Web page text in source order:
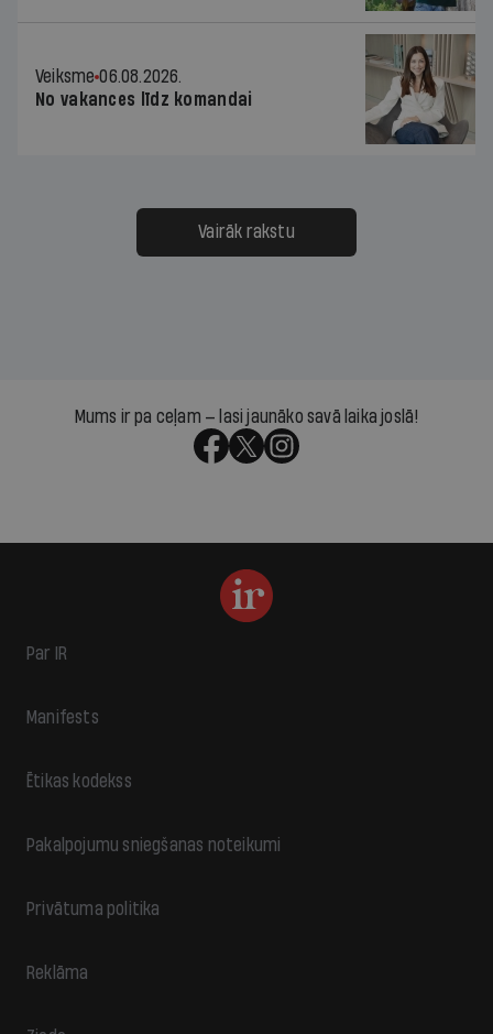
Veiksme 06.08.2026.
No vakances līdz komandai
Vairāk rakstu
Mums ir pa ceļam — lasi jaunāko savā laika joslā!
Par IR
Manifests
Ētikas kodekss
Pakalpojumu sniegšanas noteikumi
Privātuma politika
Reklāma